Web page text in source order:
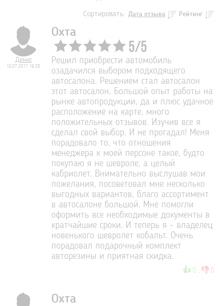
Сортировать: Дата отзыва Рейтинг
Денис
10.07.2017 16:35
Охта
5/5
Решил приобрести автомобиль
озадачился выбором подходящего
автосалона. Решением стал автосалон
этот автосалон. Большой опыт работы на
рынке автопродукции, да и плюс удачное
расположение на карте, много
положительных отзывов. Изучив все я
сделал свой выбор. И не прогадал! Меня
порадовало то, что отношения
менеджера к моей персоне такое, будто
покупаю я не шевроле, а целый
кабриолет. Внимательно выслушав мои
пожелания, посоветовал мне несколько
выгодных вариантов, благо ассортимент
в автосалоне большой. Мне помогли
оформить все необходимые документы в
кратчайшие сроки. И теперь я - владелец
новенького шевролет кобальт. Очень
порадовал подарочный комплект
авторезины и приятная скидка.
👍 : 👎
Охта